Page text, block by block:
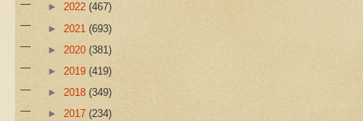
► 2022 (467)
► 2021 (693)
► 2020 (381)
► 2019 (419)
► 2018 (349)
► 2017 (234)